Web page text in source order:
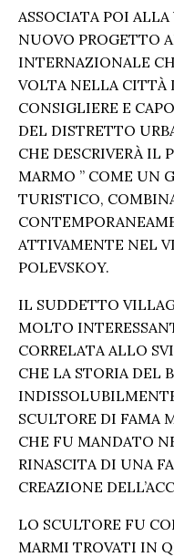
ASSOCIATA POI
NUOVO PROGETTO
INTERNAZIONALE
VOLTA NELLA CITTÀ
CONSIGLIERE E
DEL DISTRETTO
CHE DESCRIVERÀ IL
MARMO ” COME UN
TURISTICO,
ATTIVAMENTE NEL
POLEVSKOY.
IL SUDDETTO
MOLTO
CORRELATA ALLO
CHE LA STORIA DEL
SCULTORE DI FAMA
CHE FU MANDATO
RINASCITA DI UNA
CREAZIONE
LO SCULTORE FU
MARMI TROVATI IN